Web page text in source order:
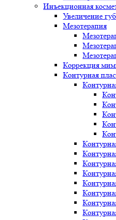
Инъекционная
Увеличение
Мезотерапия
Коррекция
Контурная